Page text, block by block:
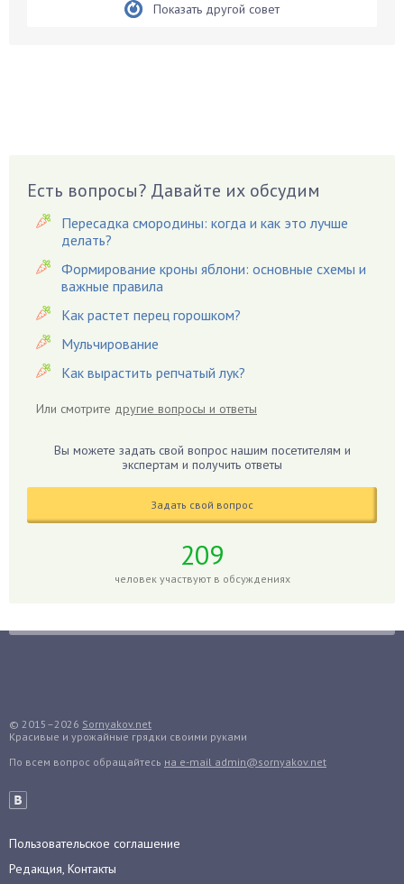
Вешенки
Виноград
Вредители
Гардения
Гацания
Гвоздики
Георгины
Гиацинт
Гладиолусы
Гранат
Грядки
Гуава
Декабрист
Дельфиниум
Показать другой совет
Есть вопросы? Давайте их обсудим
Пересадка смородины: когда и как это лучше
делать?
Формирование кроны яблони: основные схемы и
важные правила
Как растет перец горошком?
Мульчирование
Как вырастить репчатый лук?
Или смотрите другие вопросы и ответы
Вы можете задать свой вопрос нашим посетителям и
экспертам и получить ответы
Задать свой вопрос
209
человек участвуют в обсуждениях
© 2015–2026 Sornyakov.net
Красивые и урожайные грядки своими руками
По всем вопрос обращайтесь на e-mail admin@sornyakov.net
Пользовательское соглашение
Редакция, Контакты